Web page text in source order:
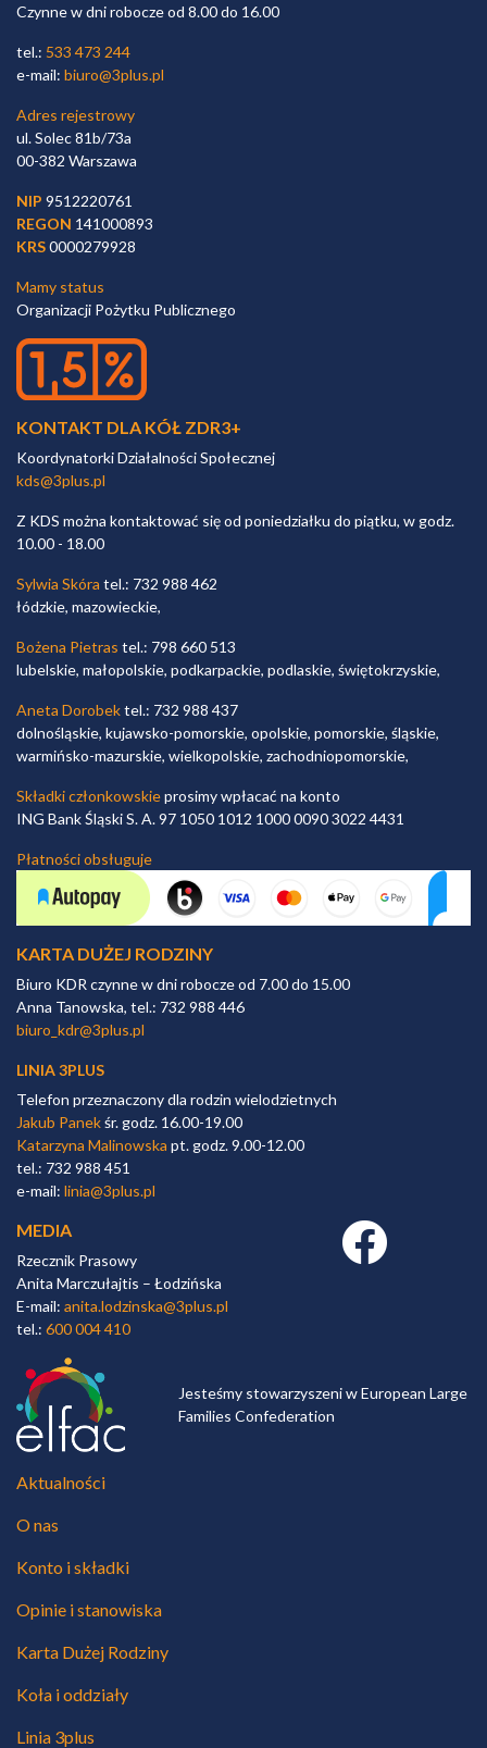
Czynne w dni robocze od 8.00 do 16.00
tel.: 533 473 244
e-mail: biuro@3plus.pl
Adres rejestrowy
ul. Solec 81b/73a
00-382 Warszawa
NIP 9512220761
REGON 141000893
KRS0000279928
Mamy status
Organizacji Pożytku Publicznego
KONTAKT DLA KÓŁ ZDR3+
Koordynatorki Działalności Społecznej
kds@3plus.pl
Z KDS można kontaktować się od poniedziałku do piątku, w godz.
10.00 - 18.00
Sylwia Skóra tel.: 732 988 462
łódzkie, mazowieckie,
Bożena Pietras tel.: 798 660 513
lubelskie, małopolskie, podkarpackie, podlaskie, świętokrzyskie,
Aneta Dorobektel.: 732 988 437
dolnośląskie, kujawsko-pomorskie, opolskie, pomorskie, śląskie,
warmińsko-mazurskie, wielkopolskie, zachodniopomorskie,
Składki członkowskieprosimy wpłacać na konto
ING Bank Śląski S. A. 97 1050 1012 1000 0090 3022 4431
Płatności obsługuje
KARTA DUŻEJ RODZINY
Biuro KDR czynne w dni robocze od 7.00 do 15.00
Anna Tanowska, tel.: 732 988 446
biuro_kdr@3plus.pl
LINIA 3PLUS
Telefon przeznaczony dla rodzin wielodzietnych
Jakub Panekśr. godz. 16.00-19.00
Katarzyna Malinowska pt. godz. 9.00-12.00
tel.: 732 988 451
e-mail: linia@3plus.pl
MEDIA
Rzecznik Prasowy
Anita Marczułajtis – Łodzińska
E-mail: anita.lodzinska@3plus.pl
tel.: 600 004 410
Facebook link
Jesteśmy stowarzyszeni w European Large
Families Confederation
Aktualności
O nas
Konto i składki
Opinie i stanowiska
Karta Dużej Rodziny
Koła i oddziały
Linia 3plus